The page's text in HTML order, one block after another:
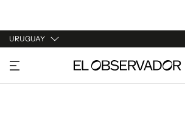
URUGUAY
URUGUAY
ARGENTINA